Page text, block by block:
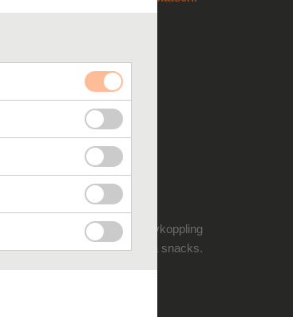
Behov
tysta områden för avkoppling
kök för att förbereda och äta snacks.
dra nytta av vilrummet.